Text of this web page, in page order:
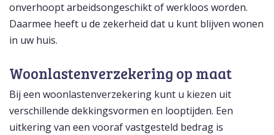
onverhoopt arbeidsongeschikt of werkloos worden.
Daarmee heeft u de zekerheid dat u kunt blijven wonen
in uw huis.
Woonlastenverzekering op maat
Bij een woonlastenverzekering kunt u kiezen uit
verschillende dekkingsvormen en looptijden. Een
uitkering van een vooraf vastgesteld bedrag is